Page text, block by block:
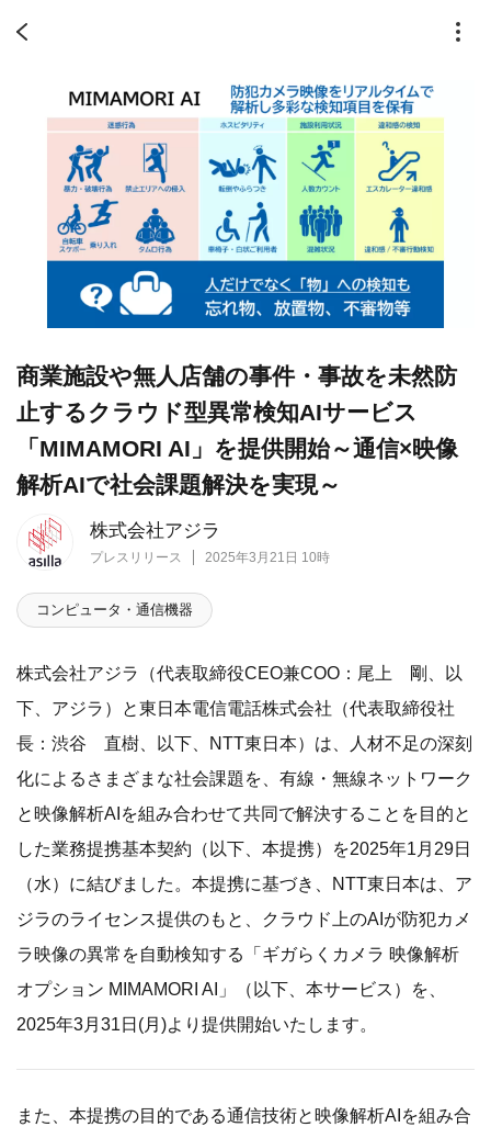
株式会社アジラ
プレスリリース 2025年3月21日 10時
商業施設や無人店舗の事件・事故を未然防
止するクラウド型異常検知AIサービス
「MIMAMORI AI」を提供開始～通信×映像
解析AIで社会課題解決を実現～
コンピュータ・通信機器
株式会社アジラ（代表取締役CEO兼COO：尾上 剛、以
下、アジラ）と東日本電信電話株式会社（代表取締役社
長：渋谷 直樹、以下、NTT東日本）は、人材不足の深刻
化によるさまざまな社会課題を、有線・無線ネットワーク
と映像解析AIを組み合わせて共同で解決することを目的と
した業務提携基本契約（以下、本提携）を2025年1月29日
（水）に結びました。本提携に基づき、NTT東日本は、ア
ジラのライセンス提供のもと、クラウド上のAIが防犯カメ
ラ映像の異常を自動検知する「ギガらくカメラ 映像解析
オプション MIMAMORI AI」（以下、本サービス）を、
2025年3月31日(月)より提供開始いたします。
また、本提携の目的である通信技術と映像解析AIを組み合